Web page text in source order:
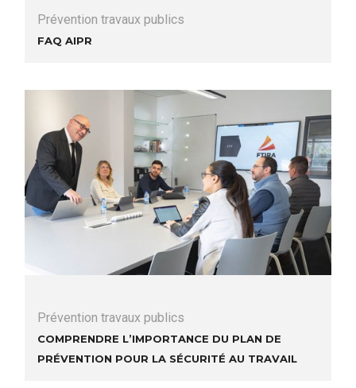
Prévention travaux publics
FAQ AIPR
Prévention travaux publics
Comprendre l’Importance du Plan de
Prévention pour la Sécurité au Travail